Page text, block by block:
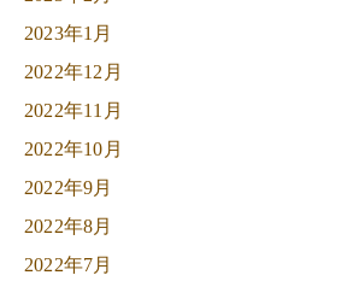
2023年1月
2022年12月
2022年11月
2022年10月
2022年9月
2022年8月
2022年7月